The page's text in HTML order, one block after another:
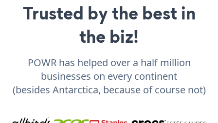
Trusted by the best in
the biz!
POWR has helped over a half million
businesses on every continent
(besides Antarctica, because of course not)